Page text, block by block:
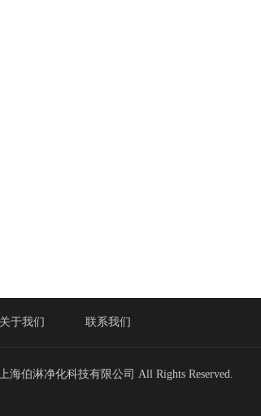
关于我们 联系我们
海伯淋净化科技有限公司 All Rights Reserved.